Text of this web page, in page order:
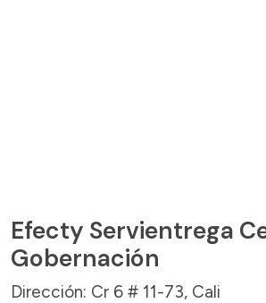
Efecty Servientrega
Gobernación
Dirección: Cr 6 # 11-73, Cali